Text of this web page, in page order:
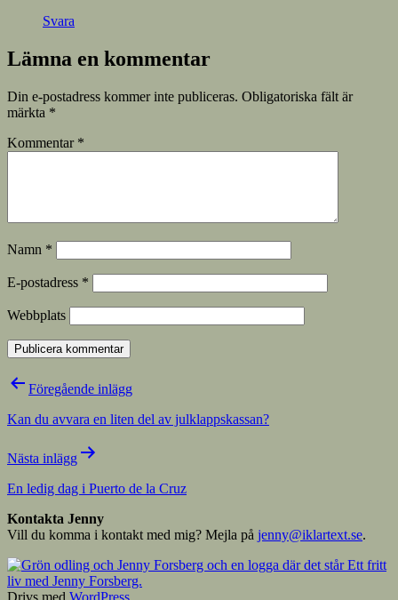
Svara
Lämna en kommentar
Din e-postadress kommer inte publiceras. Obligatoriska fält är
märkta *
Kommentar *
Namn *
E-postadress *
Webbplats
Inläggsnavigering
Föregående inlägg
Kan du avvara en liten del av julklappskassan?
Nästa inlägg
En ledig dag i Puerto de la Cruz
Kontakta Jenny
Vill du komma i kontakt med mig? Mejla på jenny@iklartext.se.